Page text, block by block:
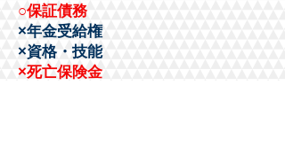
○保証債務
×年金受給権
​×資格・技能
×死亡保険金